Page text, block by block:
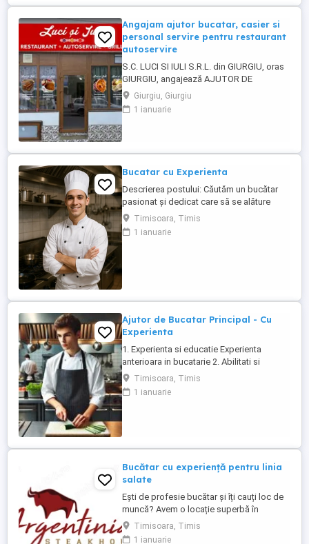
Angajam ajutor bucatar, casier si
personal servire pentru restaurant
autoservire
S.C. LUCI SI IULI S.R.L. din GIURGIU, oras
GIURGIU, angajează AJUTOR DE
BUCĂTAR, CASIER ȘI PERSONAL SERVIRE
pentru RESTAURANT AUTOSERVIRE:
Detalii salariu la telefon Program de lucru
întotdeauna la timp (avans si lichidare) ...
Giurgiu, Giurgiu
1 ianuarie
Bucatar cu Experienta
Descrierea postului: Căutăm un bucătar
pasionat și dedicat care să se alăture
echipei noastre. Persoana potrivită va fi
responsabilă de pregătirea preparatelor
conform meniului, respectarea
Timisoara, Timis
1 ianuarie
Ajutor de Bucatar Principal - Cu
Experienta
1. Experienta si educatie Experienta
anterioara in bucatarie 2. Abilitati si
competente Capacitatea de a respecta
retetele si indicatiile bucatarului.
Rapiditate si atentie la detalii in pregatirea
Timisoara, Timis
1 ianuarie
Bucătar cu experiență pentru linia
salate
Ești de profesie bucătar și îți cauți loc de
muncă? Avem o locație superbă în
apropiere de centrul orașului.
Responsabilități: - să fii o persoană
Timisoara, Timis
1 ianuarie